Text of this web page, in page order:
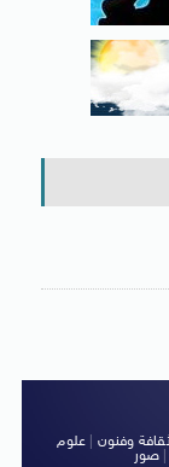
وفنون
علوم
صور